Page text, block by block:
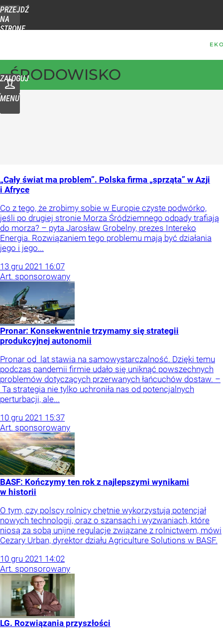
PRZEJDŹ
NA
STRONĘ
ZALOGUJ
MENU
ŚRODOWISKO
„Cały świat ma problem”. Polska firma „sprząta” w Azji
i Afryce
Co z tego, że zrobimy sobie w Europie czyste podwórko,
jeśli po drugiej stronie Morza Śródziemnego odpady trafiają
do morza? – pyta Jarosław Grobelny, prezes Intereko
Energia. Rozwiązaniem tego problemu mają być działania
jego i jego...
13 gru 2021 16:07
Art. sponsorowany
Pronar: Konsekwentnie trzymamy się strategii
produkcyjnej autonomii
Pronar od lat stawia na samowystarczalność. Dzięki temu
podczas pandemii firmie udało się uniknąć powszechnych
problemów dotyczących przerwanych łańcuchów dostaw. –
Ta strategia nie tylko uchroniła nas od potencjalnych
perturbacji, ale...
10 gru 2021 15:37
Art. sponsorowany
BASF: Kończymy ten rok z najlepszymi wynikami
w historii
O tym, czy polscy rolnicy chętnie wykorzystują potencjał
nowych technologii, oraz o szansach i wyzwaniach, które
niosą za sobą unijne regulacje związane z rolnictwem, mówi
Cezary Urban, dyrektor działu Agriculture Solutions w BASF.
10 gru 2021 14:02
Art. sponsorowany
LG. Rozwiązania przyszłości